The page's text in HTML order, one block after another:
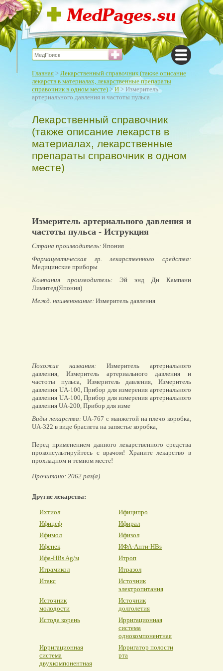
Главная > Лекарственный справочник (также описание
лекарств в материалах, лекарственные препараты
справочник в одном месте) >И > Измеритель
артериального давления и частоты пульса
Лекарственный справочник
(также описание лекарств в
материалах, лекарственные
препараты справочник в одном
месте)
Измеритель артериального давления и
частоты пульса - Иструкция
Страна производитель: Япония
Фармацевтическая гр. лекарственного средства:
Медицинские приборы
Компания производитель: Эй энд Ди Кампани
Лимитед(Япония)
Межд. наименование: Измеритель давления
Похожие названия: Измеритель артериального
давления, Измеритель артериального давления и
частоты пульса, Измеритель давления, Измеритель
давления UA-100, Прибор для измерения артериального
давления UA-100, Прибор для измерения артериального
давления UA-200, Прибор для изме
Виды лекарства:UA-767 с манжетой на плечо коробка,
UA-322 в виде браслета на запястье коробка,
Перед применением данного лекарственного средства
проконсультируйтесь с врачом! Храните лекарство в
прохладном и темном месте!
Прочитано: 2062 раз(а)
Другие лекарства:
Ихтиол
Ифиципро
Ифицеф
Ифирал
Ифимол
Ифизол
Ифенек
ИФА-Анти-HBs
Ифа-HBs Ag/м
Итроп
Итрамикол
Итразол
Итакс
Источник
электропитания
Источник
молодости
Источник
долголетия
Истода корень
Ирригационная
система
однокомпонентная
Ирригационная
система
двухкомпонентная
Ирригатор полости
рта